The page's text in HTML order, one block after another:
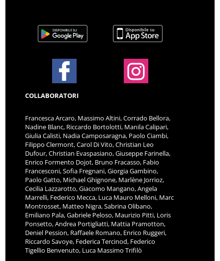
COLLABORATORI
Francesca Arcaro, Massimo Altini, Corrado Bellora,
Nadine Blanc, Riccardo Bortolotti, Manila Calipari,
Giulia Calisti, Nadia Camposaragna, Paolo Ciambi,
Filippo Clermont, Carol Di Vito, Christian Leo
Dufour, Christian Evaspasiano, Giuseppe Farinella,
Enrico Formento Dojot, Bruno Fracasso, Fabio
Francesconi, Sofia Fregnani, Giorgia Gambino,
Paolo Gatto, Michael Ghignone, Marlène Jorrioz,
Cecilia Lazzarotto, Giacomo Mangano, Angela
Marrelli, Federico Mecca, Luca Mauro Melloni, Marc
Montrosset, Matteo Nigra, Sabrina Olibano,
Emiliano Pala, Gabriele Peloso, Maurizio Pitti, Loris
Ponsetto, Andrea Portigliatti, Mattia Pramotton,
Deniel Pession, Raffaele Romano, Enrico Ruggeri,
Riccardo Savoye, Federica Tercinod, Federico
Tigellio Benvenuto, Luca Massimo Trifilò